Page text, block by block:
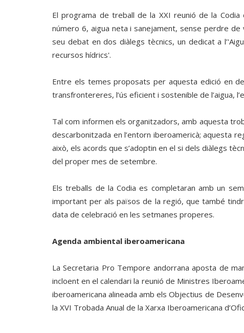
El programa de treball de la XXI reunió de la
número 6, aigua neta i sanejament, sense perdre de
seu debat en dos diàlegs tècnics, un dedicat a
recursos hídrics'.
Entre els temes proposats per aquesta edició en
transfrontereres, l’ús eficient i sostenible de l’aigua,
Tal com informen els organitzadors, amb aquesta
descarbonitzada en l’entorn iberoamericà; aquesta
això, els acords que s’adoptin en el si dels diàlegs
del proper mes de setembre.
Els treballs de la Codia es completaran amb un
important per als països de la regió, que també
data de celebració en les setmanes properes.
Agenda ambiental iberoamericana
La Secretaria Pro Tempore andorrana aposta de
incloent en el calendari la reunió de Ministres
iberoamericana alineada amb els Objectius de
la XVI Trobada Anual de la Xarxa Iberoamericana